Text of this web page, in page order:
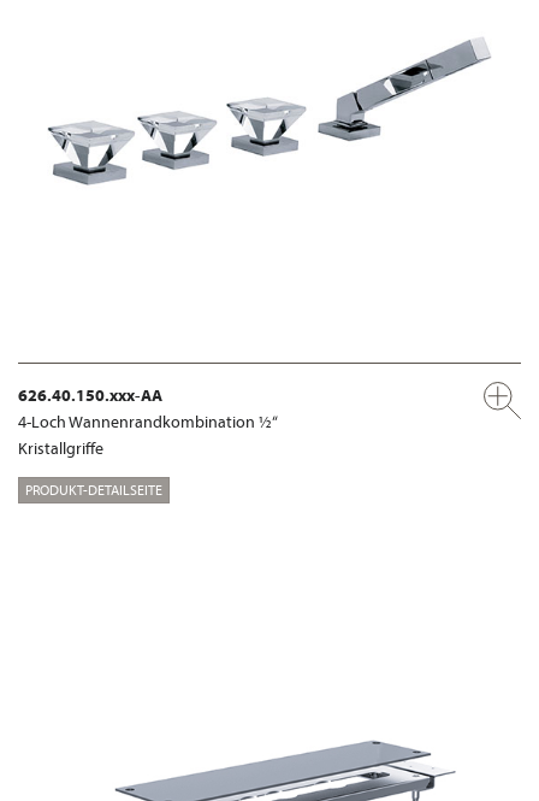
626.40.150.xxx-AA
4-Loch Wannenrandkombination ½“
Kristallgriffe
PRODUKT-DETAILSEITE